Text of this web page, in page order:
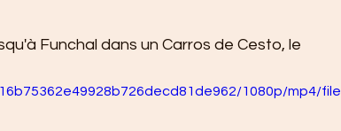
Funchal dans un Carros de Cesto, le
1080p/mp4/file.